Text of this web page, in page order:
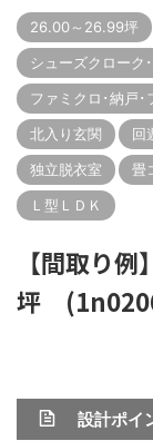
26.00～26.99坪
シューズクローク
ファミクロ･納戸･
北入り玄関
回
独立脱衣室
畳
Ｌ型ＬＤＫ
【間取り
坪
設計ポイ